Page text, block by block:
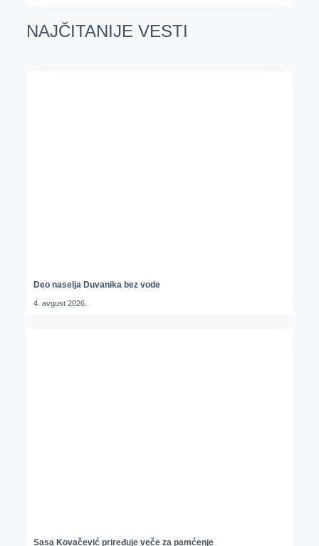
NAJČITANIJE VESTI
Deo naselja Duvanika bez vode
4. avgust 2026.
Sasa Kovačević priređuje veče za pamćenje